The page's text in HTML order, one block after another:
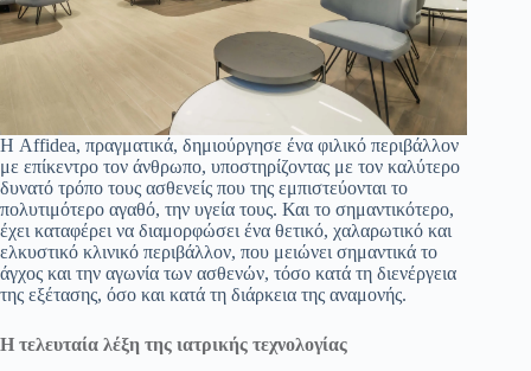
Η Affidea, πραγματικά, δημιούργησε ένα φιλικό περιβάλλον
με επίκεντρο τον άνθρωπο, υποστηρίζοντας με τον καλύτερο
δυνατό τρόπο τους ασθενείς που της εμπιστεύονται το
πολυτιμότερο αγαθό, την υγεία τους. Και το σημαντικότερο,
έχει καταφέρει να διαμορφώσει ένα θετικό, χαλαρωτικό και
ελκυστικό κλινικό περιβάλλον, που μειώνει σημαντικά το
άγχος και την αγωνία των ασθενών, τόσο κατά τη διενέργεια
της εξέτασης, όσο και κατά τη διάρκεια της αναμονής.
Η τελευταία λέξη της ιατρικής τεχνολογίας